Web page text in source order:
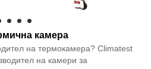
камера
на термокамера? Climatest
на камери за